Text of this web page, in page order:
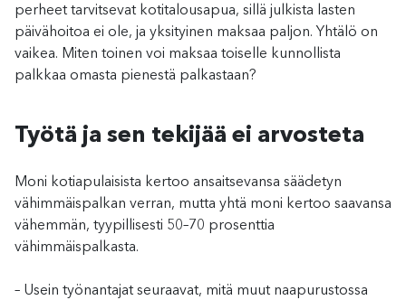
perheet tarvitsevat kotitalousapua, sillä julkista lasten
päivähoitoa ei ole, ja yksityinen maksaa paljon. Yhtälö on
vaikea. Miten toinen voi maksaa toiselle kunnollista
palkkaa omasta pienestä palkastaan?
Työtä ja sen tekijää ei arvosteta
Moni kotiapulaisista kertoo ansaitsevansa säädetyn
vähimmäispalkan verran, mutta yhtä moni kertoo saavansa
vähemmän, tyypillisesti 50–70 prosenttia
vähimmäispalkasta.
– Usein työnantajat seuraavat, mitä muut naapurustossa